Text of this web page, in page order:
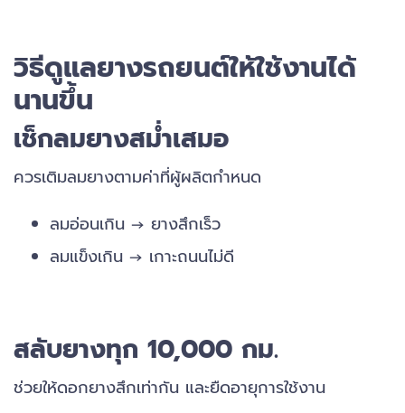
วิธีดูแลยางรถยนต์ให้ใช้งานได้
นานขึ้น
เช็กลมยางสม่ำเสมอ
ควรเติมลมยางตามค่าที่ผู้ผลิตกำหนด
ลมอ่อนเกิน → ยางสึกเร็ว
ลมแข็งเกิน → เกาะถนนไม่ดี
สลับยางทุก 10,000 กม.
ช่วยให้ดอกยางสึกเท่ากัน และยืดอายุการใช้งาน